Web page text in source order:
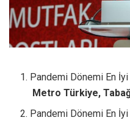
Pandemi Dönemi En
Metro Türkiye,
Pandemi Dönemi En